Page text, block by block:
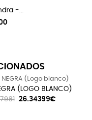
-...
(LOGO BLANCO)
26.34399€